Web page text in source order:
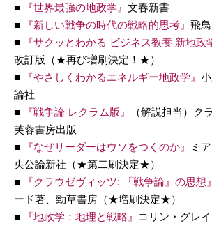
■ 『世界最強の地政学』 文春新書
■
『新しい戦争の時代の戦略的思考』 飛
■
『サクッとわかる ビジネス教養 新地政
改訂版（★再び増刷決定！★）
■
『やさしくわかるエネルギー地政学』
論社
■
『戦争論 レクラム版』
（解説担当）
芙蓉書房出版
■
『なぜリーダーはウソをつくのか』
ミ
央公論新社（★第二刷決定★）
■
『クラウゼヴィッツ: 『戦争論』の思想』
ード著、勁草書房（★増刷決定★）
■
『地政学：地理と戦略』
コリン・グレ